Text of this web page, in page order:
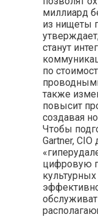
миллиард
из нищеты
станут
по
также
повысит
создавая
Чтобы
Gartner,
цифровую